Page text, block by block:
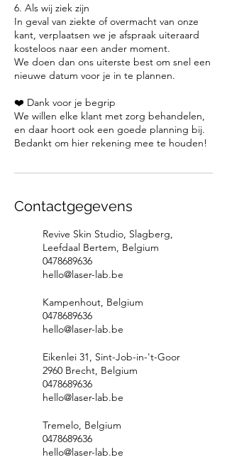
6. Als wij ziek zijn
In geval van ziekte of overmacht van onze
kant, verplaatsen we je afspraak uiteraard
kosteloos naar een ander moment.
We doen dan ons uiterste best om snel een
nieuwe datum voor je in te plannen.
❤️ Dank voor je begrip
We willen elke klant met zorg behandelen,
en daar hoort ook een goede planning bij.
Bedankt om hier rekening mee te houden!
Contactgegevens
Revive Skin Studio, Slagberg,
Leefdaal Bertem, Belgium
0478689636
hello@laser-lab.be
Kampenhout, Belgium
0478689636
hello@laser-lab.be
Eikenlei 31, Sint-Job-in-'t-Goor
2960 Brecht, Belgium
0478689636
hello@laser-lab.be
Tremelo, Belgium
0478689636
hello@laser-lab.be